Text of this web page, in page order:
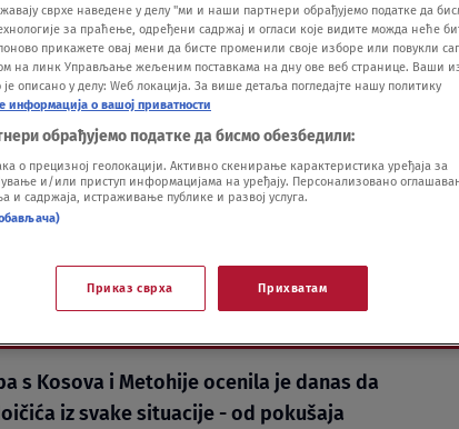
neka misteriozna
ključnom pitanju na
sukoba
s Kosova i Metohije ocenila je danas da
iz svake situacije - od pokušaja
сврхе наведене у делу "ми и наши партнери обрађујемо податке да
за праћење, одређени садржај и огласи које видите можда неће
прикажете овај мени да бисте променили своје изборе или повукли
на линк Управљање жељеним поставкама на дну ове веб странице. Ваши
описано у делу: Wеб локација. За више детаља погледајте нашу политику
информација о вашој приватности
обрађујемо податке да бисмо обезбедили:
о прецизној геолокацији. Активно скенирање карактеристика уређаја за
и/или приступ информацијама на уређају. Персонализовано
и садржаја, истраживање публике и развој услуга.
Приказ сврха Прихватам